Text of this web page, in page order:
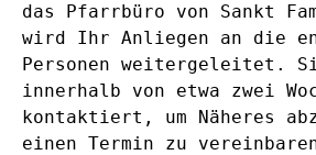
das Pfarrbüro von Sankt
wird Ihr Anliegen an die
Personen weitergeleitet.
innerhalb von etwa zwei
kontaktiert, um Näheres
einen Termin zu